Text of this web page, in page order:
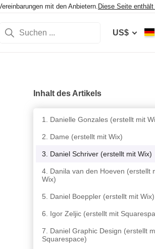
mit den Anbietern. Diese Seite
US$
Inhalt des Artikels
1. Danielle Gonzales (erstellt mit
2. Dame (erstellt mit Wix)
3. Daniel Schriver (erstellt mit Wix)
4. Danila van den Hoeven (erstellt
Wix)
5. Daniel Boeppler (erstellt mit Wix)
6. Igor Zeljic (erstellt mit
7. Daniel Graphic Design (erstellt
Squarespace)